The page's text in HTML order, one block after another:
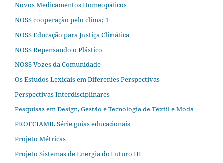
Novos Medicamentos Homeopáticos
NOSS cooperação pelo clima; 1
NOSS Educação para Justiça Climática
NOSS Repensando o Plástico
NOSS Vozes da Comunidade
Os Estudos Lexicais em Diferentes Perspectivas
Perspectivas Interdisciplinares
Pesquisas em Design, Gestão e Tecnologia de Têxtil e Moda
PROFCIAMB. Série guias educacionais
Projeto Métricas
Projeto Sistemas de Energia do Futuro III